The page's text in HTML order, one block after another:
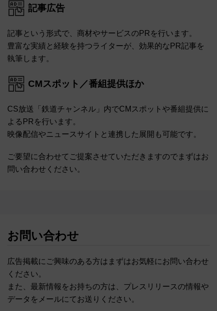
記事広告
記事という形式で、商材やサービスのPRを行います。
豊富な実績と経験を持つライターが、効果的なPR記事を
執筆します。
CMスポット／番組提供ほか
CS放送「鉄道チャンネル」内でCMスポットや番組提供に
よるPRを行います。
映像配信やニュースサイトと連携した展開も可能です。
ご要望に合わせてご提案させていただきますのでまずはお
問い合わせください。
お問い合わせ
広告掲載にご興味のある方はまずはお気軽にお問い合わせ
ください。
また、最新情報をお持ちの方は、プレスリリースの情報や
データをメールにてお送りください。